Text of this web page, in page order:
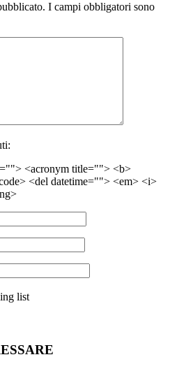
I campi obbligatori sono
<acronym title=""> <b>
<del datetime=""> <em> <i>
list